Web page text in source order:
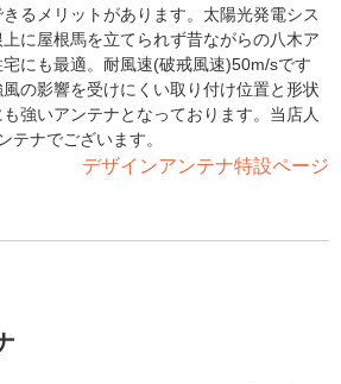
るメリットがあります。太陽光発電シス
に屋根馬を立てられず昔ながらの八木ア
にも最適。耐風速(破戒風速)50m/sです
の影響を受けにくい取り付け位置と形状
強いアンテナとなっております。当店人
テナでございます。
デザインアンテナ特設ページ